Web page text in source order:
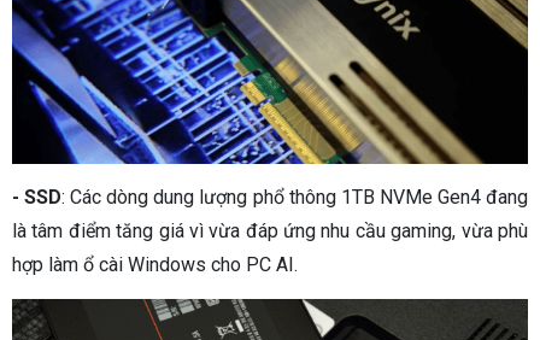
- SSD: Các dòng dung lượng phổ thông 1TB NVMe Gen4 đang
là tâm điểm tăng giá vì vừa đáp ứng nhu cầu gaming, vừa phù
hợp làm ổ cài Windows cho PC AI.